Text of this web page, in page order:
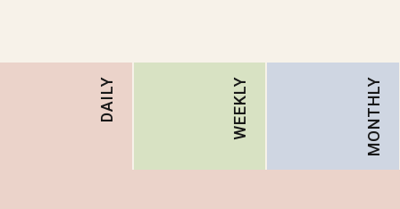
DAILY WEEKLY MONTHLY